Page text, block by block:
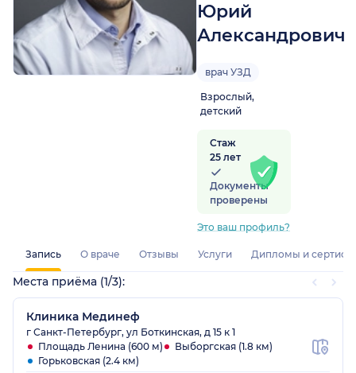
Юрий
Александрович
врач УЗД
Взрослый,
детский
Стаж
25 лет
Документы
проверены
Это ваш профиль?
Запись О враче Отзывы Услуги Дипломы и
Места приёма (1/3):
Клиника Мединеф
г Санкт-Петербург, ул Боткинская, д 15 к 1
Площадь Ленина (600 м)
Выборгская (1.8 км)
Горьковская (2.4 км)